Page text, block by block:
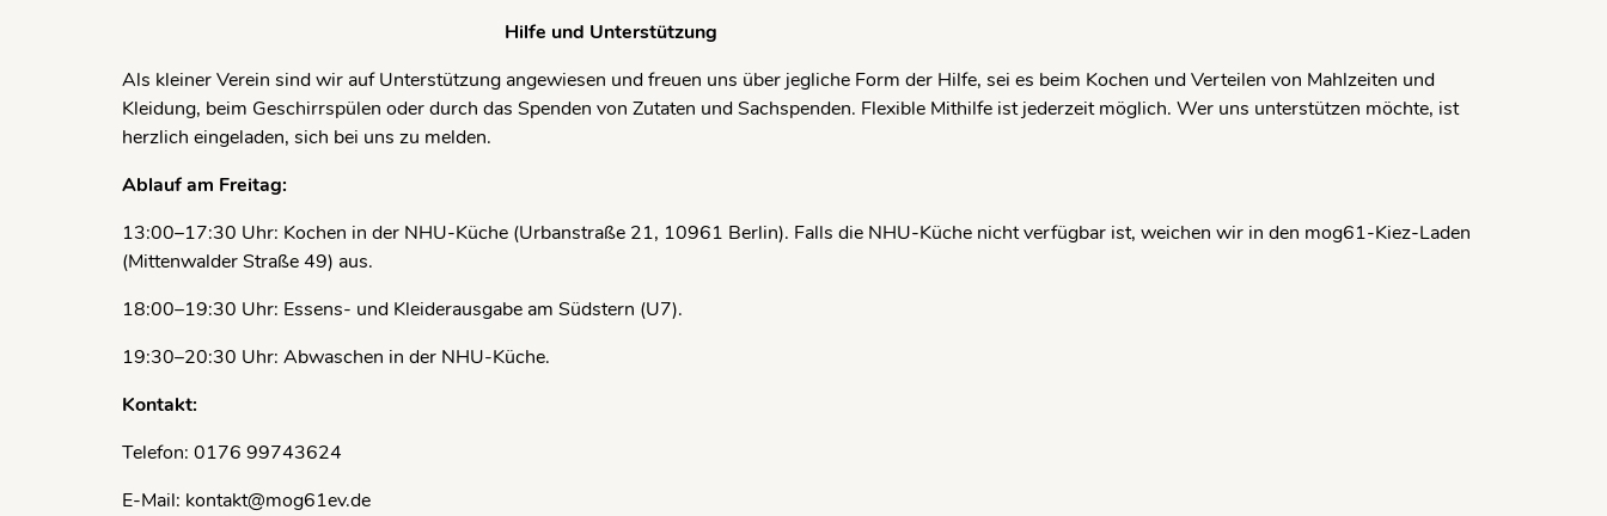
Hilfe und Unterstützung
Als kleiner Verein sind wir auf Unterstützung angewiesen und freuen uns über jegliche Form der Hilfe, sei es beim Kochen und Verteilen von Mahlzeiten und
Kleidung, beim Geschirrspülen oder durch das Spenden von Zutaten und Sachspenden. Flexible Mithilfe ist jederzeit möglich. Wer uns unterstützen möchte, ist
herzlich eingeladen, sich bei uns zu melden.
Ablauf am Freitag:
13:00–17:30 Uhr: Kochen in der NHU-Küche (Urbanstraße 21, 10961 Berlin). Falls die NHU-Küche nicht verfügbar ist, weichen wir in den mog61-Kiez-Laden
(Mittenwalder Straße 49) aus.
18:00–19:30 Uhr: Essens- und Kleiderausgabe am Südstern (U7).
19:30–20:30 Uhr: Abwaschen in der NHU-Küche.
Kontakt:
Telefon: 0176 99743624
E-Mail: kontakt@mog61ev.de